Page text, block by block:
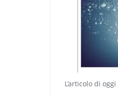
L’articolo di